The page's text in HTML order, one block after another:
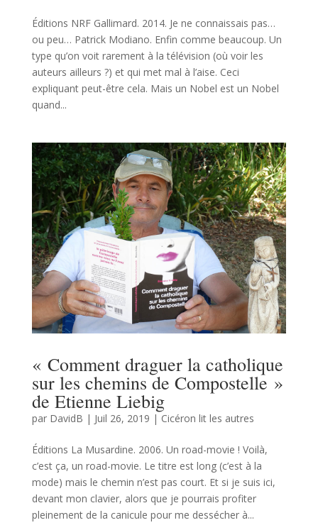
Éditions NRF Gallimard. 2014. Je ne connaissais pas…
ou peu… Patrick Modiano. Enfin comme beaucoup. Un
type qu’on voit rarement à la télévision (où voir les
auteurs ailleurs ?) et qui met mal à l’aise. Ceci
expliquant peut-être cela. Mais un Nobel est un Nobel
quand...
« Comment draguer la catholique
sur les chemins de Compostelle »
de Etienne Liebig
par DavidB | Juil 26, 2019 | Cicéron lit les autres
Éditions La Musardine. 2006. Un road-movie ! Voilà,
c’est ça, un road-movie. Le titre est long (c’est à la
mode) mais le chemin n’est pas court. Et si je suis ici,
devant mon clavier, alors que je pourrais profiter
pleinement de la canicule pour me dessécher à...